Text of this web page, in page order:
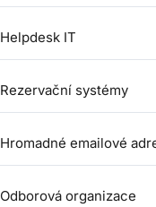
Helpdesk IT
Rezervační systémy
Hromadné emailové
Odborová organizace